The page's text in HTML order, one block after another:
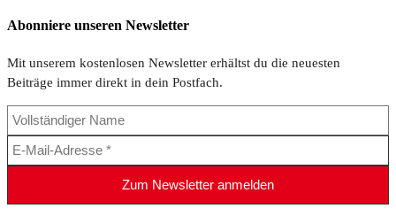
Abonniere unseren Newsletter
Mit unserem kostenlosen Newsletter erhältst du die neuesten
Beiträge immer direkt in dein Postfach.